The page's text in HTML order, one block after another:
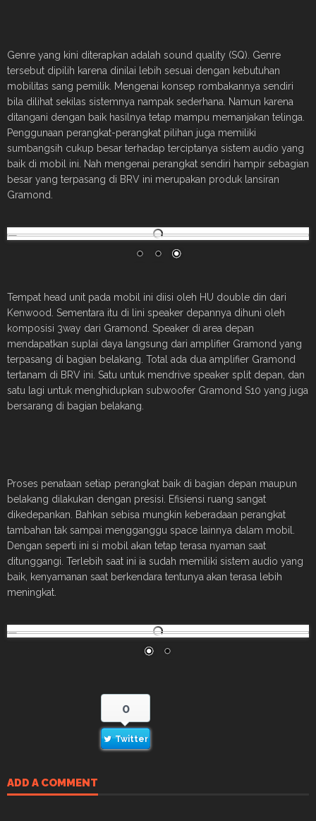
Genre yang kini diterapkan adalah sound quality (SQ). Genre
tersebut dipilih karena dinilai lebih sesuai dengan kebutuhan
mobilitas sang pemilik. Mengenai konsep rombakannya sendiri
bila dilihat sekilas sistemnya nampak sederhana. Namun karena
ditangani dengan baik hasilnya tetap mampu memanjakan telinga.
Penggunaan perangkat-perangkat pilihan juga memiliki
sumbangsih cukup besar terhadap terciptanya sistem audio yang
baik di mobil ini. Nah mengenai perangkat sendiri hampir sebagian
besar yang terpasang di BRV ini merupakan produk lansiran
Gramond.
Tempat head unit pada mobil ini diisi oleh HU double din dari
Kenwood. Sementara itu di lini speaker depannya dihuni oleh
komposisi 3way dari Gramond. Speaker di area depan
mendapatkan suplai daya langsung dari amplifier Gramond yang
terpasang di bagian belakang. Total ada dua amplifier Gramond
tertanam di BRV ini. Satu untuk mendrive speaker split depan, dan
satu lagi untuk menghidupkan subwoofer Gramond S10 yang juga
bersarang di bagian belakang.
Proses penataan setiap perangkat baik di bagian depan maupun
belakang dilakukan dengan presisi. Efisiensi ruang sangat
dikedepankan. Bahkan sebisa mungkin keberadaan perangkat
tambahan tak sampai mengganggu space lainnya dalam mobil.
Dengan seperti ini si mobil akan tetap terasa nyaman saat
ditunggangi. Terlebih saat ini ia sudah memiliki sistem audio yang
baik, kenyamanan saat berkendara tentunya akan terasa lebih
meningkat.
0
Twitter
ADD A COMMENT